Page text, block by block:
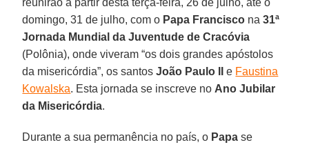
domingo, 31 de julho, com o Papa Francisco na31ª
Jornada Mundial da Juventude de Cracóvia
(Polônia), onde viveram “os dois grandes apóstolos
da misericórdia”, os santosJoão Paulo II e Faustina
Kowalska. Esta jornada se inscreve no Ano Jubilar
da Misericórdia.
Durante a sua permanência no país, o Papa se